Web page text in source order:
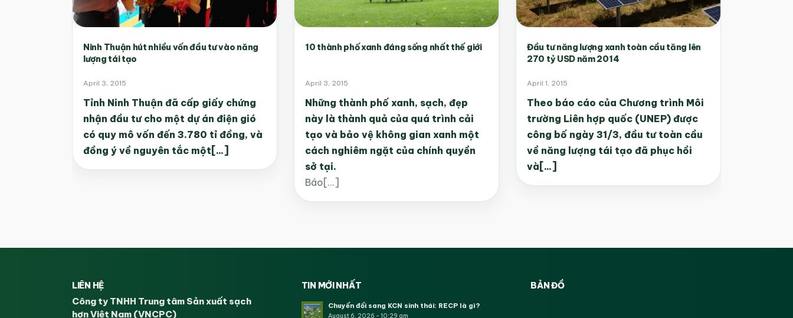
Ninh Thuận hút nhiều vốn đầu tư vào năng
lượng tái tạo
April 3, 2015
Tỉnh Ninh Thuận đã cấp giấy chứng
nhận đầu tư cho một dự án điện gió
có quy mô vốn đến 3.780 tỉ đồng, và
đồng ý về nguyên tắc một[...]
10 thành phố xanh đáng sống nhất thế giới
April 3, 2015
Những thành phố xanh, sạch, đẹp
này là thành quả của quá trình cải
tạo và bảo vệ không gian xanh một
cách nghiêm ngặt của chính quyền
sở tại.
Báo[...]
Đầu tư năng lượng xanh toàn cầu tăng lên
270 tỷ USD năm 2014
April 1, 2015
Theo báo cáo của Chương trình Môi
trường Liên hợp quốc (UNEP) được
công bố ngày 31/3, đầu tư toàn cầu
về năng lượng tái tạo đã phục hồi
và[...]
LIÊN HỆ
Công ty TNHH Trung tâm Sản xuất sạch
hơn Việt Nam (VNCPC)
TIN MỚI NHẤT
Chuyển đổi sang KCN sinh thái: RECP là gì?
August 6, 2026 - 10:29 am
BẢN ĐỒ